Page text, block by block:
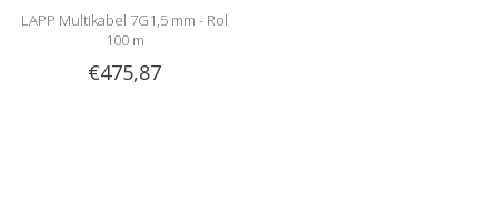
LAPP Multikabel 7G1,5 mm - Rol
100 m
€475,87